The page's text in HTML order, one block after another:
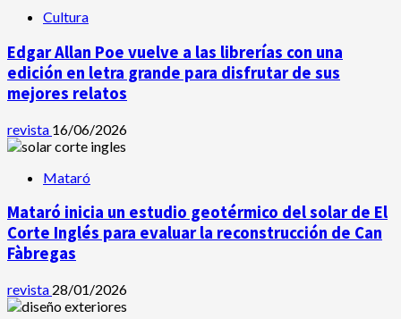
Cultura
Edgar Allan Poe vuelve a las librerías con una
edición en letra grande para disfrutar de sus
mejores relatos
revista 16/06/2026
Mataró
Mataró inicia un estudio geotérmico del solar de El
Corte Inglés para evaluar la reconstrucción de Can
Fàbregas
revista 28/01/2026